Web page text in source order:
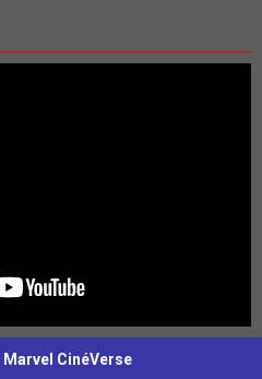
Marvel CinéVerse